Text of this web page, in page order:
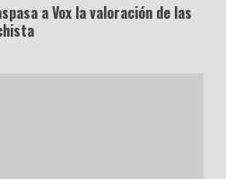
a Vox la valoración de las